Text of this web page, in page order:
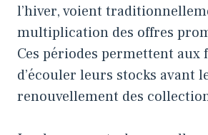
l’hiver, voient
multiplication des offres
Ces périodes permettent aux
d’écouler leurs stocks avant
renouvellement des